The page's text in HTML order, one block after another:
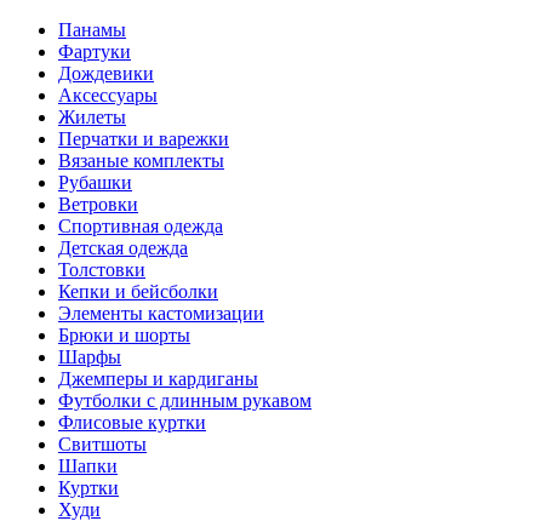
Панамы
Фартуки
Дождевики
Аксессуары
Жилеты
Перчатки и варежки
Вязаные комплекты
Рубашки
Ветровки
Спортивная одежда
Детская одежда
Толстовки
Кепки и бейсболки
Элементы кастомизации
Брюки и шорты
Шарфы
Джемперы и кардиганы
Футболки с длинным рукавом
Флисовые куртки
Свитшоты
Шапки
Куртки
Худи